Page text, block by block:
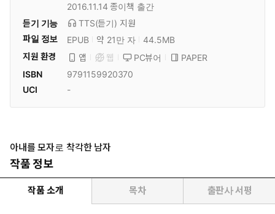
2016.11.14 종이책 출간
듣기 기능
TTS(듣기) 지원
파일 정보
EPUB 약 21만 자
44.5MB
지원 환경
앱 웹 PC뷰어
PAPER
ISBN
9791159920370
UCI
-
아내를 모자로 착각한 남자
작품 정보
작품 소개 목차 출판사 서평